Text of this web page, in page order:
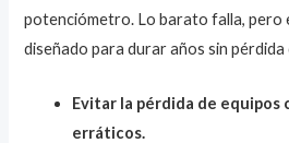
potenciómetro. Lo barato falla, pero
diseñado para durar años sin
Evitar la pérdida de
erráticos.